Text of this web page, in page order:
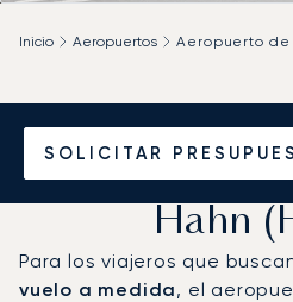
SOLICITAR
Inicio Aeropuertos Aeropuerto de
Vuele en
Aeropuerto
Hahn
Para los viajeros que
vuelo a medida, el